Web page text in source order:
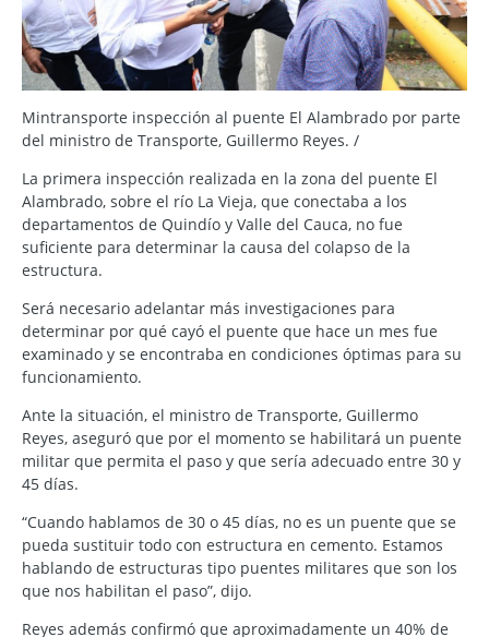
Mintransporte inspección al puente El Alambrado por parte
del ministro de Transporte, Guillermo Reyes. /
La primera inspección realizada en la zona del puente El
Alambrado, sobre el río La Vieja, que conectaba a los
departamentos de Quindío y Valle del Cauca, no fue
suficiente para determinar la causa del colapso de la
estructura.
Será necesario adelantar más investigaciones para
determinar por qué cayó el puente que hace un mes fue
examinado y se encontraba en condiciones óptimas para su
funcionamiento.
Ante la situación, el ministro de Transporte, Guillermo
Reyes, aseguró que por el momento se habilitará un puente
militar que permita el paso y que sería adecuado entre 30 y
45 días.
“Cuando hablamos de 30 o 45 días, no es un puente que se
pueda sustituir todo con estructura en cemento. Estamos
hablando de estructuras tipo puentes militares que son los
que nos habilitan el paso”, dijo.
Reyes además confirmó que aproximadamente un 40% de